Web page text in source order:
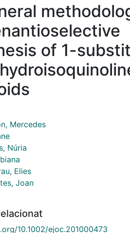
of 1-
Mercedes
Núria
Elies
Joan
10.1002/ejoc.201000473